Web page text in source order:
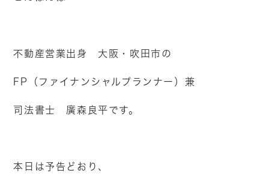
不動産営業出身 大阪・吹田市の
FP（ファイナンシャルプランナー）兼
司法書士 廣森良平です。
本日は予告どおり、